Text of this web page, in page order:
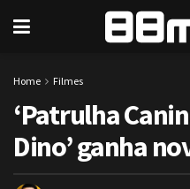
Home Filmes
‘Patrulha
Dino’ ganha